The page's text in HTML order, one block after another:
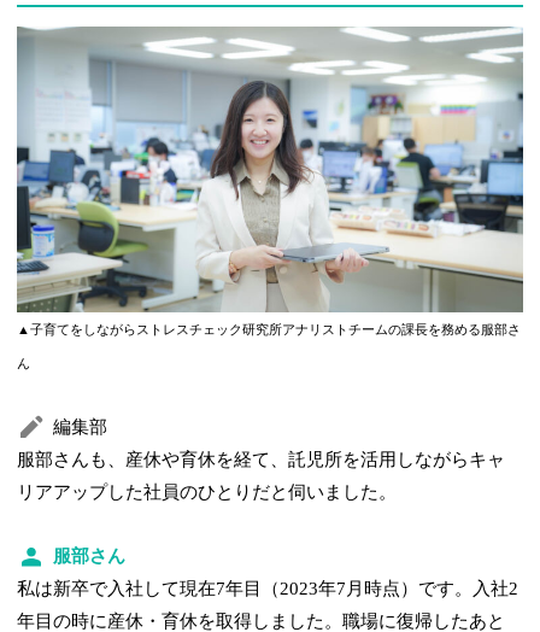
▲子育てをしながらストレスチェック研究所アナリストチームの課長を務める服部さ
ん
編集部
服部さんも、産休や育休を経て、託児所を活用しながらキャ
リアアップした社員のひとりだと伺いました。
服部さん
私は新卒で入社して現在7年目（2023年7月時点）です。入社2
年目の時に産休・育休を取得しました。職場に復帰したあと